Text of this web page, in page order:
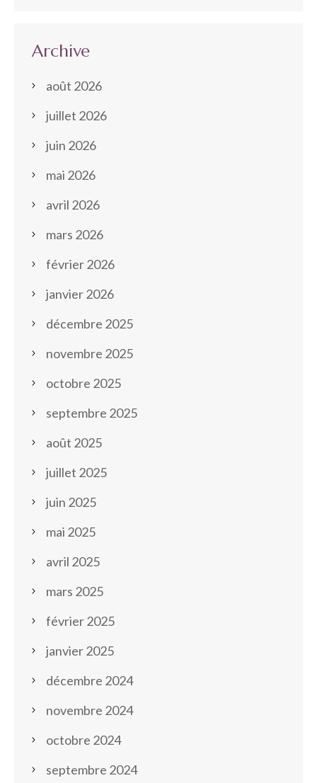
Archive
août 2026
juillet 2026
juin 2026
mai 2026
avril 2026
mars 2026
février 2026
janvier 2026
décembre 2025
novembre 2025
octobre 2025
septembre 2025
août 2025
juillet 2025
juin 2025
mai 2025
avril 2025
mars 2025
février 2025
janvier 2025
décembre 2024
novembre 2024
octobre 2024
septembre 2024